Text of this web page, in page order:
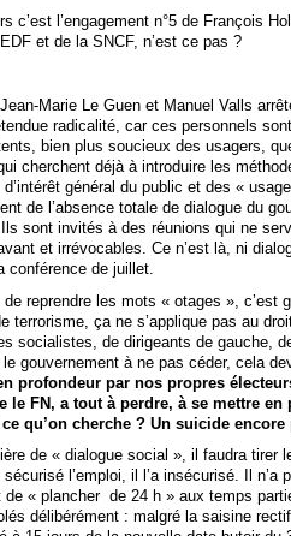
c’est l’engagement n°5 de François
et de la SNCF, n’est ce pas ?
Marie Le Guen et Manuel Valls
radicalité, car ces personnels
bien plus soucieux des usagers,
cherchent déjà à introduire les
d’intérêt général du public et des «
de l’absence totale de dialogue du
sont invités à des réunions qui ne
et irrévocables. Ce n’est là, ni
conférence de juillet.
reprendre les mots « otages », c’est
terrorisme, ça ne s’applique pas au
socialistes, de dirigeants de gauche,
gouvernement à ne pas céder, cela
profondeur par nos propres
le FN, a tout à perdre, à se mettre
ce qu’on cherche ? Un suicide
de « dialogue social », il faudra tirer
sécurisé l’emploi, il l’a insécurisé. Il
de « plancher de 24 h » aux temps
délibérément : malgré la saisine